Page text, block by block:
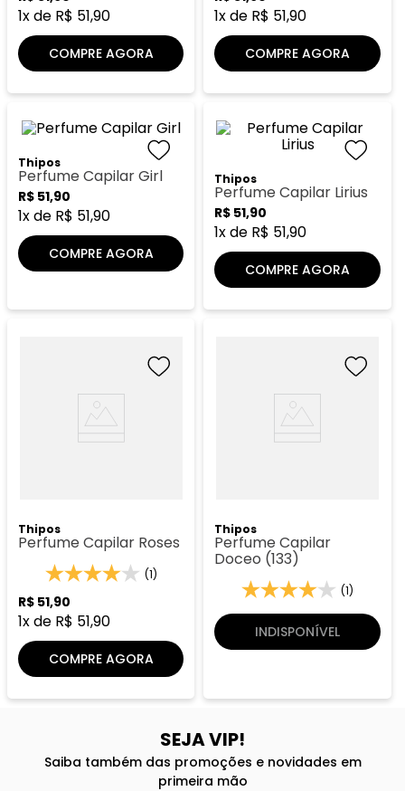
1x de R$ 51,90
COMPRE AGORA
1x de R$ 51,90
COMPRE AGORA
Thipos
Perfume Capilar Girl
R$ 51,90
1x de R$ 51,90
COMPRE AGORA
Thipos
Perfume Capilar Lirius
R$ 51,90
1x de R$ 51,90
COMPRE AGORA
Thipos
Perfume Capilar Roses
(1)
R$ 51,90
1x de R$ 51,90
COMPRE AGORA
Thipos
Perfume Capilar
Doceo (133)
(1)
INDISPONÍVEL
SEJA VIP!
Saiba também das promoções e novidades em
primeira mão
9º
good girl
10